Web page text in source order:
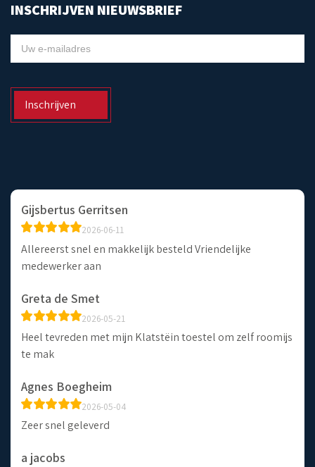
INSCHRIJVEN NIEUWSBRIEF
NIEUWSBRIEF
Inschrijven
Gijsbertus Gerritsen
2026-06-11
Allereerst snel en makkelijk besteld Vriendelijke
medewerker aan
Greta de Smet
2026-05-21
Heel tevreden met mijn Klatstëin toestel om zelf roomijs
te mak
Agnes Boegheim
2026-05-04
Zeer snel geleverd
a jacobs